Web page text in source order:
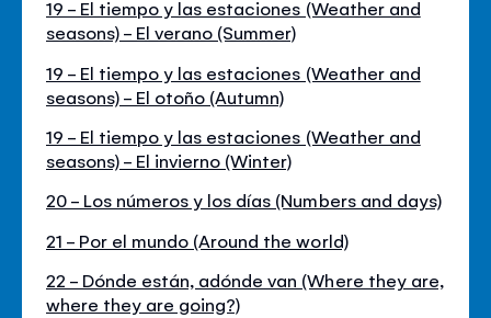
19 - El tiempo y las estaciones (Weather and
seasons) - El verano (Summer)
19 - El tiempo y las estaciones (Weather and
seasons) - El otoño (Autumn)
19 - El tiempo y las estaciones (Weather and
seasons) - El invierno (Winter)
20 - Los números y los días (Numbers and days)
21 - Por el mundo (Around the world)
22 - Dónde están, adónde van (Where they are,
where they are going?)